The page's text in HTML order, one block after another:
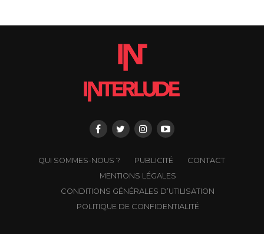
QUI SOMMES-NOUS ? PUBLICITÉ
CONTACT
MENTIONS LÉGALES
CONDITIONS GÉNÉRALES D’UTILISATION
POLITIQUE DE CONFIDENTIALITÉ